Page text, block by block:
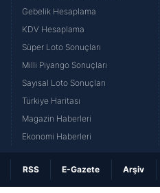
Gebelik Hesaplama
KDV Hesaplama
Süper Loto Sonuçları
Milli Piyango Sonuçları
Sayısal Loto Sonuçları
Türkiye Haritası
Magazin Haberleri
Ekonomi Haberleri
RSS E-Gazete Arşiv